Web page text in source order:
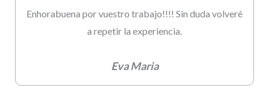
Enhorabuena por vuestro trabajo!!!! Sin duda volveré
a repetir la experiencia.
Eva Maria